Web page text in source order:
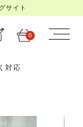
サイト
対応
0